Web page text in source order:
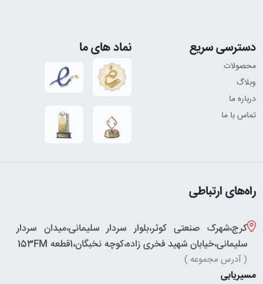
دسترسی سریع
محصولات
وبلاگ
درباره ما
تماس با ما
نماد های ما
راه‌های ارتباطی
کرج،شهرک صنعتی کوثر،بلوار سردار سلیمانی،میدان سردار
سلیمانی،خیابان شهید فخری زاده،کوچه نخبگان،1قطعه 153FM
( آدرس مجموعه )
مسیریابی